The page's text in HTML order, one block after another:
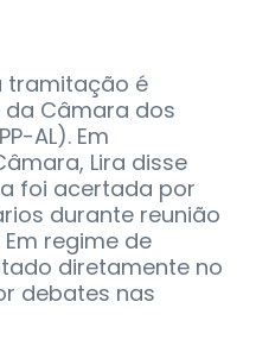
tramitação é
Câmara dos
AL). Em
Lira disse
foi acertada por
durante reunião
regime de
diretamente no
debates nas